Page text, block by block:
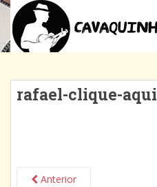
rafael-clique-aqui
Anterior